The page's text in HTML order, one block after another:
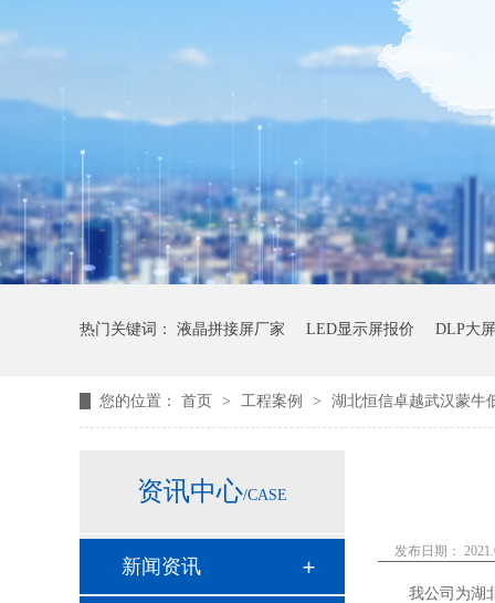
热门关键词： 液晶拼接屏厂家 LED显示屏报价 DLP大
您的位置： 首页 > 工程案例 > 湖北恒信卓越武汉蒙牛
发布日期：
我公司为湖
资讯中心/CASE
新闻资讯